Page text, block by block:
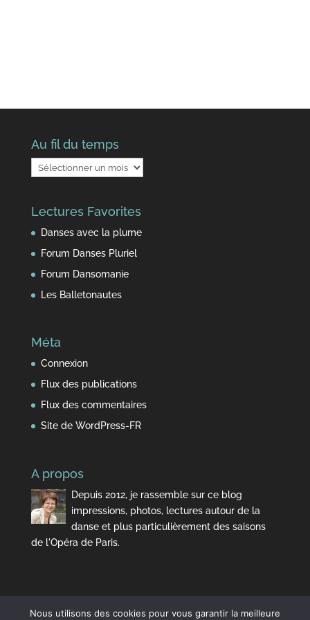
Au fil du temps
Au
fil
temps
Lectures Favorites
Danses avec la plume
Forum Danses Pluriel
Forum Dansomanie
Les Balletonautes
Méta
Connexion
Flux des publications
Flux des commentaires
Site de WordPress-FR
A propos
Depuis 2012, je rassemble sur ce blog
impressions, photos, lectures autour de la
danse et plus particulièrement des saisons
de l'Opéra de Paris.
Nous utilisons des cookies pour vous garantir la meilleure